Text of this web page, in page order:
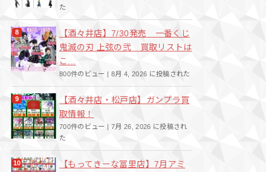
た
【酒々井店】7/30発売 一番くじ
鬼滅の刃 上弦の弐 買取リストは
こ...
800件のビュー | 8月 4, 2026 に投稿された
【酒々井店・松戸店】ガンプラ買
取情報！
700件のビュー | 7月 26, 2026 に投稿され
た
【もってきーな冨里店】7月アミ